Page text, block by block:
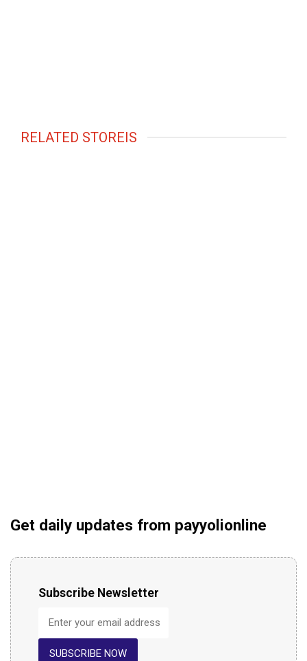
RELATED STOREIS
Get daily updates from payyolionline
Subscribe Newsletter
SUBSCRIBE NOW